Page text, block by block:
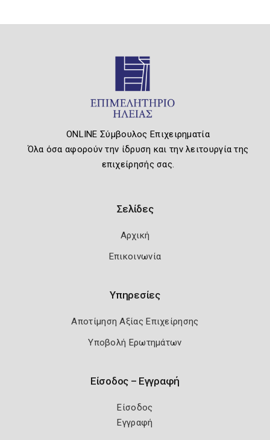
ONLINE Σύμβουλος Επιχειρηματία
Όλα όσα αφορούν την ίδρυση και την λειτουργία της
επιχείρησής σας.
Σελίδες
Αρχική
Επικοινωνία
Υπηρεσίες
Αποτίμηση Αξίας Επιχείρησης
Υποβολή Ερωτημάτων
Είσοδος – Εγγραφή
Είσοδος
Εγγραφή